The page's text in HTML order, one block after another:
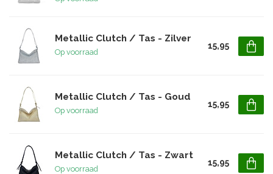
Metallic Clutch / Tas - Zilver
Op voorraad
15,95
Metallic Clutch / Tas - Goud
Op voorraad
15,95
Metallic Clutch / Tas - Zwart
Op voorraad
15,95